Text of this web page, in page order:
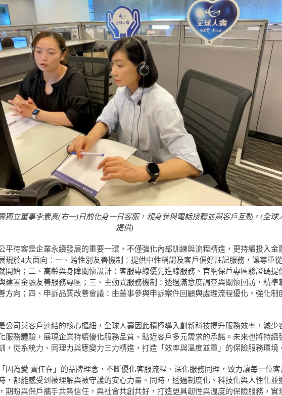
獨立董事李素真(右一)日前化身一日客服，親身參與電話接聽並與客戶互動。(全球
提供)
平待客是企業永續發展的重要一環，不僅強化內部訓練與流程精進，更持續投入金
現於4大面向：一、跨性別友善機制：提供中性稱謂及客戶偏好註記服務，讓尊重
開始；二、高齡與身障關懷設計：客服專線優先進線服務、官網保戶專區驗證碼提
建置金融友善服務專區；三、主動式服務機制：透過滿意度調查與關懷回訪，精準
方向；四、申訴品質改善會議：由董事參與申訴案件回顧與處理流程優化，強化制
公司與客戶連結的核心樞紐，全球人壽因此積極導入創新科技提升服務效率，減少
服務體驗，展現企業持續優化服務品質、貼近客戶多元需求的承諾。未來也將持續
，從系統力、同理力與應變力三力精進，打造「效率與溫度並重」的保險服務環境
因為愛 責任在」的品牌理念，不斷優化客服流程、深化服務同理，致力讓每一位客
，都能感受到被理解與被守護的安心力量。同時，透過制度化、科技化與人性化並
期盼與保戶攜手共築信任，與社會共創共好，打造更具韌性與溫度的保險服務，實